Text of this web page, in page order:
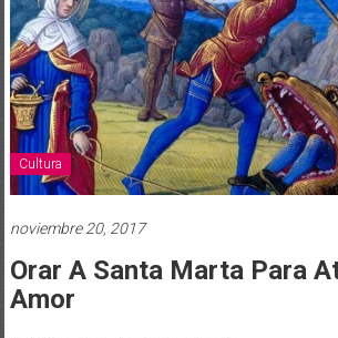
Cultura
noviembre 20, 2017
Orar A Santa Marta Para
Amor